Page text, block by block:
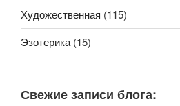
Художественная (115)
Эзотерика (15)
Свежие записи блога: